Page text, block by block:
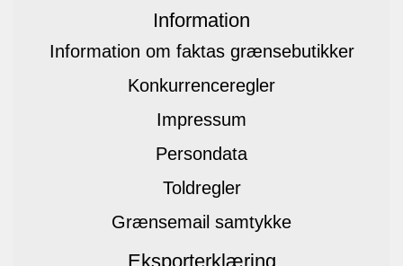
Information
Information om faktas grænsebutikker
Konkurrenceregler
Impressum
Persondata
Toldregler
Grænsemail samtykke
Eksporterklæring